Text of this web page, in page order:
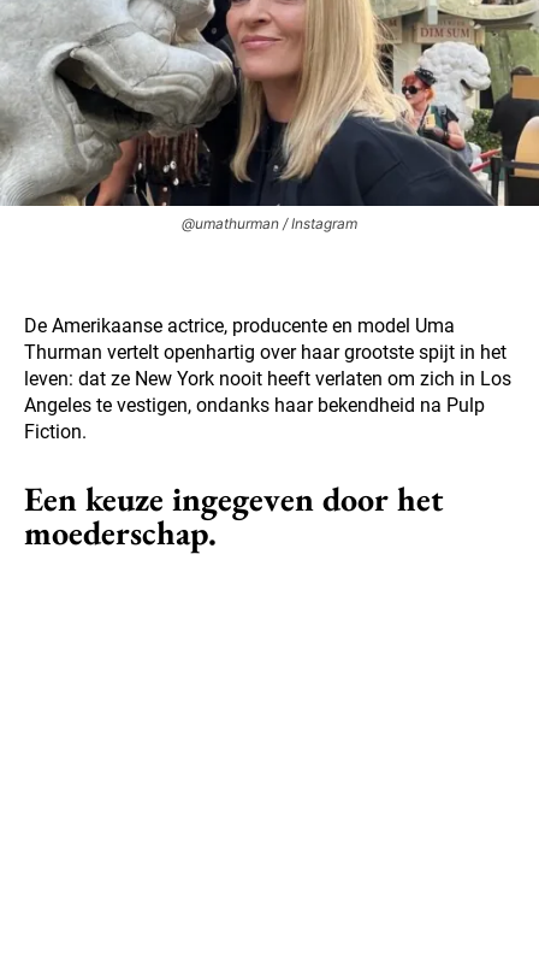
@umathurman / Instagram
De Amerikaanse actrice, producente en model Uma
Thurman vertelt openhartig over haar grootste spijt in het
leven: dat ze New York nooit heeft verlaten om zich in Los
Angeles te vestigen, ondanks haar bekendheid na Pulp
Fiction.
Een keuze ingegeven door het
moederschap.